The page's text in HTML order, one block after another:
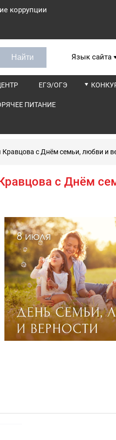
коррупции
Язык сайта
ЕГЭ/ОГЭ
ПИТАНИЕ
с Днём семьи, любви и
с Днём